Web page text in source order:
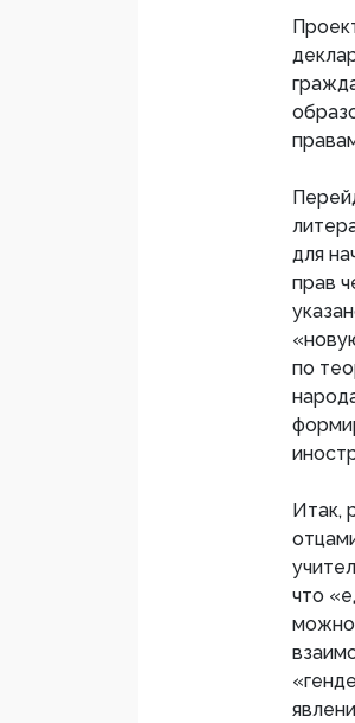
для
прав
по
Итак,
что
можно